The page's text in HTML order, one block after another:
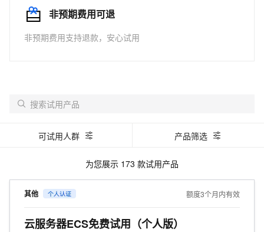
非预期费用可退
非预期费用支持退款，安心试用
可试用人群 产品筛选
为您展示 173 款试用产品
其他 额度3个月内有效
云服务器ECS免费试用（个人版）